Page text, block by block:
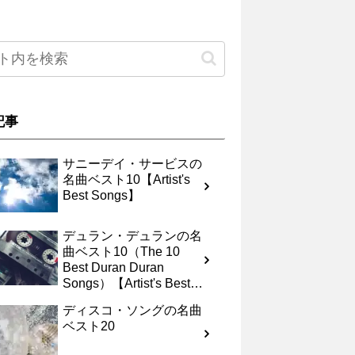
事
サニーデイ・サービスの
名曲ベスト10【Artist's
Best Songs】
デュラン・デュランの名
曲ベスト10（The 10
Best Duran Duran
Songs）【Artist's Best
ディスコ・ソングの名曲
ベスト20